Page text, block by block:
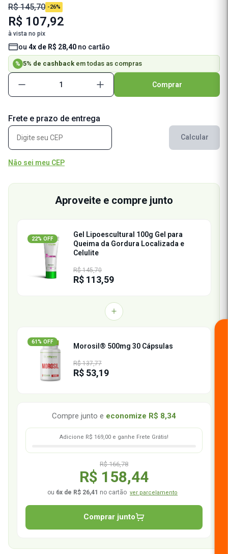
R$ 145,70 -26%
R$ 107,92
à vista no pix
ou 4x de R$ 28,40 no cartão
% 5% de cashback em todas as compras
Comprar
Frete e prazo de entrega
Calcular
Não sei meu CEP
Aproveite e compre junto
22% OFF
Gel Lipoescultural 100g Gel para
Queima da Gordura Localizada e
Celulite
R$ 145,70
R$ 113,59
61% OFF
Morosil® 500mg 30 Cápsulas
R$ 137,77
R$ 53,19
Compre junto e economize R$ 8,34
Adicione R$ 169,00 e ganhe Frete Grátis!
R$ 166,78
R$ 158,44
ou 6x de R$ 26,41 no cartão ver parcelamento
Comprar junto